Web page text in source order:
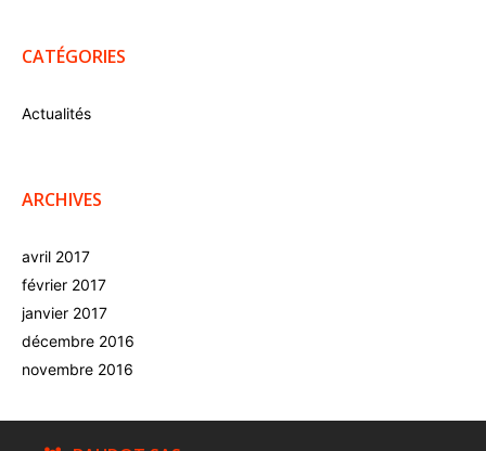
CATÉGORIES
Actualités
ARCHIVES
avril 2017
février 2017
janvier 2017
décembre 2016
novembre 2016